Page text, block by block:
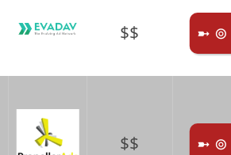
$$ ➼ ⊚
$$ ➼ ⊚